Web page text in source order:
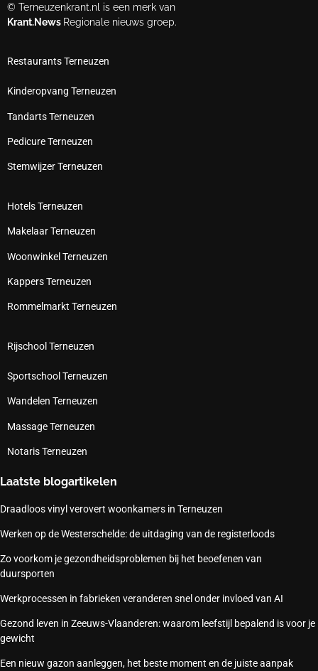
© Terneuzenkrant.nl is een merk van
Krant.News Regionale nieuws groep.
Restaurants Terneuzen
Kinderopvang Terneuzen
Tandarts Terneuzen
Pedicure Terneuzen
Stemwijzer Terneuzen
Hotels Terneuzen
Makelaar Terneuzen
Woonwinkel Terneuzen
Kappers Terneuzen
Rommelmarkt Terneuzen
Rijschool Terneuzen
Sportschool Terneuzen
Wandelen Terneuzen
Massage Terneuzen
Notaris Terneuzen
Laatste blogartikelen
Draadloos vinyl verovert woonkamers in Terneuzen
Werken op de Westerschelde: de uitdaging van de registerloods
Zo voorkom je gezondheidsproblemen bij het beoefenen van
duursporten
Werkprocessen in fabrieken veranderen snel onder invloed van AI
Gezond leven in Zeeuws-Vlaanderen: waarom leefstijl bepalend is voor je
gewicht
Een nieuw gazon aanleggen, het beste moment en de juiste aanpak